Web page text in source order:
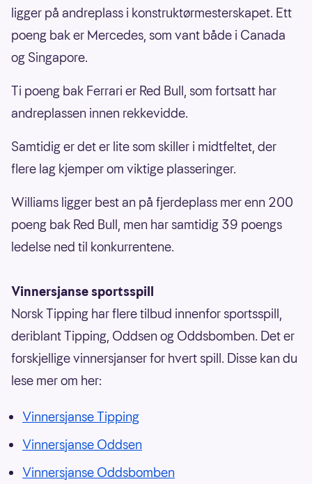
ligger på andreplass i konstruktørmesterskapet. Ett
poeng bak er Mercedes, som vant både i Canada
og Singapore.
Ti poeng bak Ferrari er Red Bull, som fortsatt har
andreplassen innen rekkevidde.
Samtidig er det er lite som skiller i midtfeltet, der
flere lag kjemper om viktige plasseringer.
Williams ligger best an på fjerdeplass mer enn 200
poeng bak Red Bull, men har samtidig 39 poengs
ledelse ned til konkurrentene.
Vinnersjanse sportsspill
Norsk Tipping har flere tilbud innenfor sportsspill,
deriblant Tipping, Oddsen og Oddsbomben. Det er
forskjellige vinnersjanser for hvert spill. Disse kan du
lese mer om her:
Vinnersjanse Tipping
Vinnersjanse Oddsen
Vinnersjanse Oddsbomben